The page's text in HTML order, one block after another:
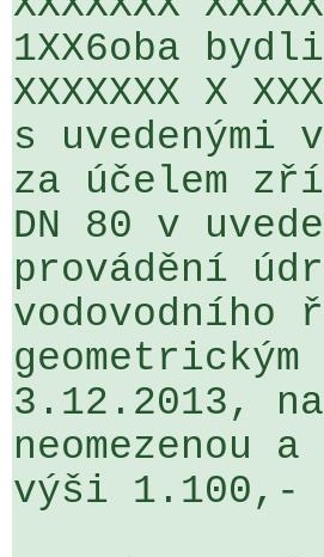
1XX6oba
XXXXXXX X
s uvedenými
za účelem
DN 80 v
provádění
vodovodního
3.12.2013,
neomezenou
výši 1.100,-